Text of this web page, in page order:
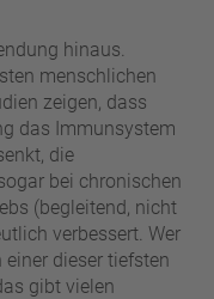
hinaus.
menschlichen
zeigen, dass
das Immunsystem
die
bei chronischen
(begleitend, nicht
verbessert. Wer
dieser tiefsten
gibt vielen